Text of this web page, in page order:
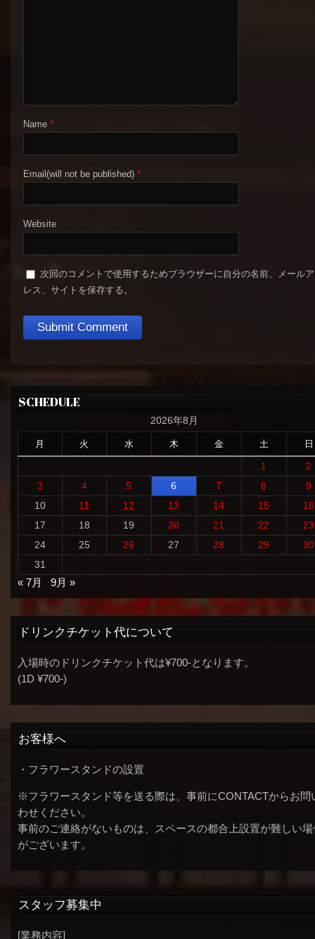
Name *
Email(will not be published) *
Website
次回のコメントで使用するためブラウザーに自分の名前、メール
レス、サイトを保存する。
SCHEDULE
2026年8月
月 火 水 木 金 土 日
1
2
3
4 5 6 7 8
9
10
11 12 13 14 15
16
17
18 19 20 21 22
23
24
25 26 27 28 29
30
31
« 7月
9月 »
ドリンクチケット代について
入場時のドリンクチケット代は¥700-となります。
(1D ¥700-)
お客様へ
・フラワースタンドの設置
※フラワースタンド等を送る際は、事前にCONTACTからお問
わせください。
事前のご連絡がないものは、スペースの都合上設置が難しい場
がございます。
スタッフ募集中
[業務内容]